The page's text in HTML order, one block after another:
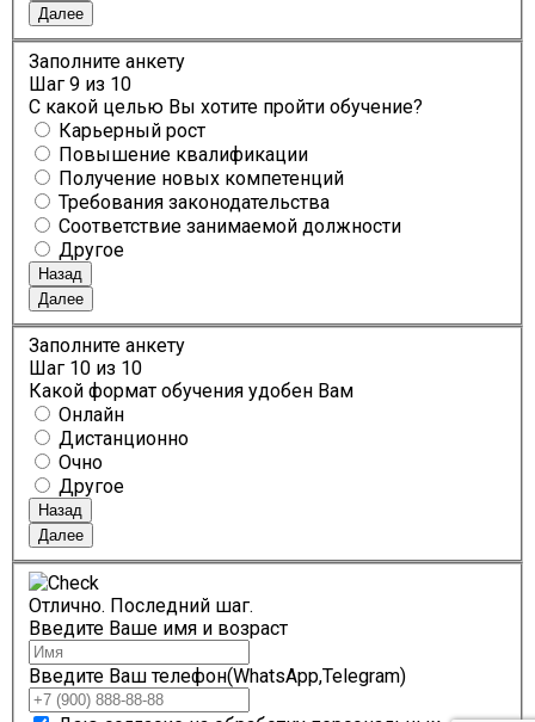
Далее
Заполните анкету
Шаг 9 из 10
С какой целью Вы хотите пройти обучение?
Карьерный рост
Повышение квалификации
Получение новых компетенций
Требования законодательства
Соответствие занимаемой должности
Другое
Назад
Далее
Заполните анкету
Шаг 10 из 10
Какой формат обучения удобен Вам
Онлайн
Дистанционно
Очно
Другое
Назад
Далее
Отлично. Последний шаг.
Введите Ваше имя и возраст
Введите Ваш телефон(WhatsApp,Telegram)